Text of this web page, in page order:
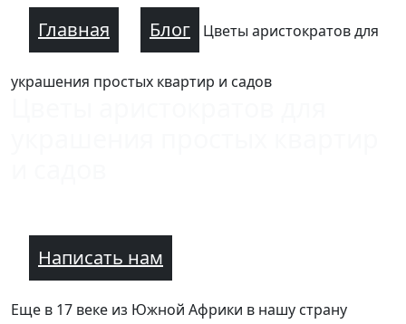
Главная Блог Цветы аристократов для
украшения простых квартир и садов
Написать нам
Еще в 17 веке из Южной Африки в нашу страну